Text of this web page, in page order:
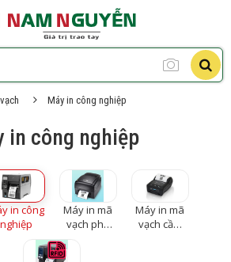
Máy in công nghiệp
in công nghiệp
in công
nghiệp
Máy in mã
vạch phổ
thông để
Máy in mã
vạch cầm